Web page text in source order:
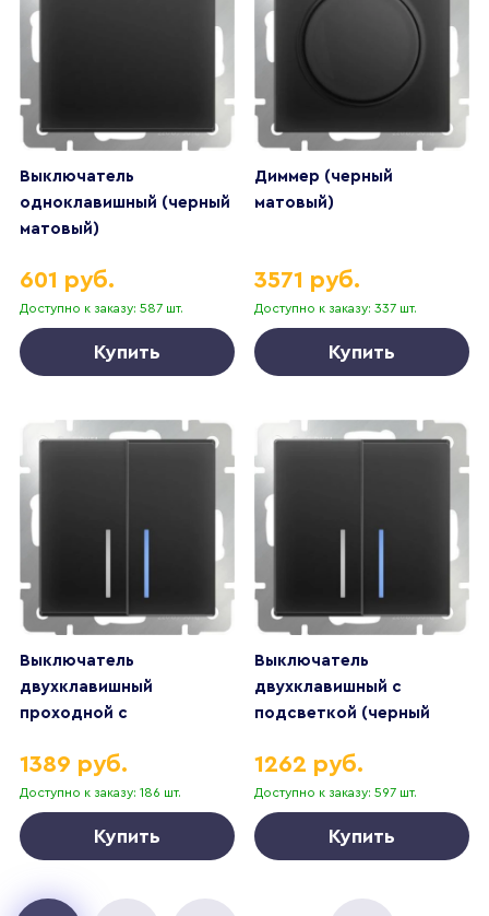
Выключатель
одноклавишный (черный
матовый)
Доступно к заказу: 587 шт.
601 руб.
Купить
Диммер (черный
матовый)
Доступно к заказу: 337 шт.
3571 руб.
Купить
Выключатель
двухклавишный
проходной с
матовый)
Доступно к заказу: 186 шт.
1389 руб.
Купить
Выключатель
двухклавишный с
подсветкой (черный
Доступно к заказу: 597 шт.
1262 руб.
Купить